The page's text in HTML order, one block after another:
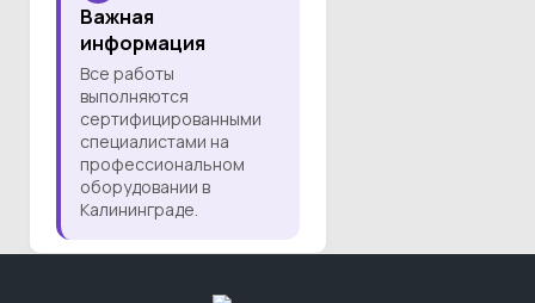
Важная
информация
Все работы
выполняются
сертифицированными
специалистами на
профессиональном
оборудовании в
Калининграде.